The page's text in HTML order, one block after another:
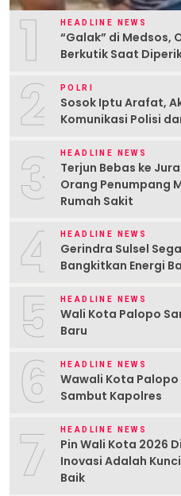
1 HEADLINE NEWS
“Galak” di Medsos,
Berkutik Saat
2 POLRI
Sosok Iptu Arafat,
Komunikasi Polisi
3 HEADLINE NEWS
Terjun Bebas ke
Orang Penumpang
Rumah Sakit
4 HEADLINE NEWS
Gerindra Sulsel
Bangkitkan Energi
5 HEADLINE NEWS
Wali Kota Palopo
Baru
6 HEADLINE NEWS
Wawali Kota
Sambut Kapolres
7 HEADLINE NEWS
Pin Wali Kota 2026
Inovasi Adalah
Baik